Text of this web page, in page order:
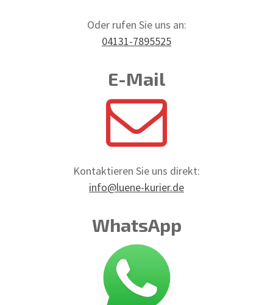
Oder rufen Sie uns an:
04131-7895525
E-Mail
Kontaktieren Sie uns direkt:
info@luene-kurier.de
WhatsApp